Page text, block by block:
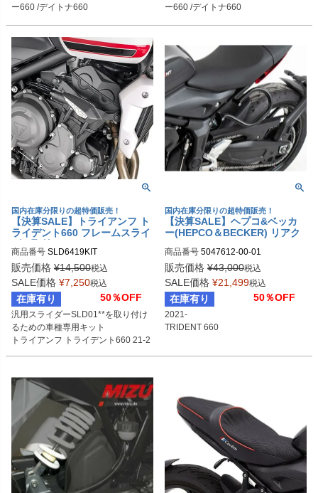
ー660 /デイトナ660
ー660 /デイトナ660
国内在庫分限りの超特価販売！
【決算SALE】トライアンフ ト
ライデント660 フレームスライ
ダー取付キット GIVI
商品番号 SLD6419KIT
販売価格 ¥14,500税込
SALE価格 ¥7,250税込
在庫有り 50％OFF
汎用スライダーSLD01**を取り付け
るための車種専用キット
トライアンフ トライデント660 21-2
国内在庫分限りの超特価販売！
【決算SALE】ヘプコ&ベッカ
ー(HEPCO＆BECKER) リアク
660/トライデント660 2021-
商品番号 5047612-00-01
販売価格 ¥43,000税込
SALE価格 ¥21,499税込
在庫有り 50％OFF
2021-
TRIDENT 660